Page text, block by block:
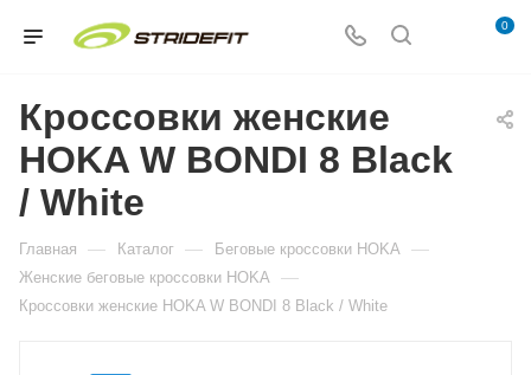
0
Кроссовки женские
HOKA W BONDI 8 Black
/ White
Главная — Каталог — Беговые кроссовки HOKA —
Женские беговые кроссовки HOKA —
Кроссовки женские HOKA W BONDI 8 Black / White